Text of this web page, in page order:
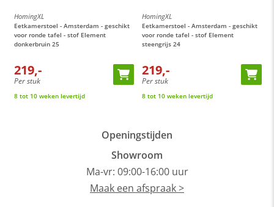
HomingXL
Eetkamerstoel - Amsterdam - geschikt
voor ronde tafel - stof Element
donkerbruin 25
219,-
Per stuk
8 tot 10 weken levertijd
HomingXL
Eetkamerstoel - Amsterdam - geschikt
voor ronde tafel - stof Element
steengrijs 24
219,-
Per stuk
8 tot 10 weken levertijd
Openingstijden
Showroom
Ma-vr: 09:00-16:00 uur
Maak een afspraak >